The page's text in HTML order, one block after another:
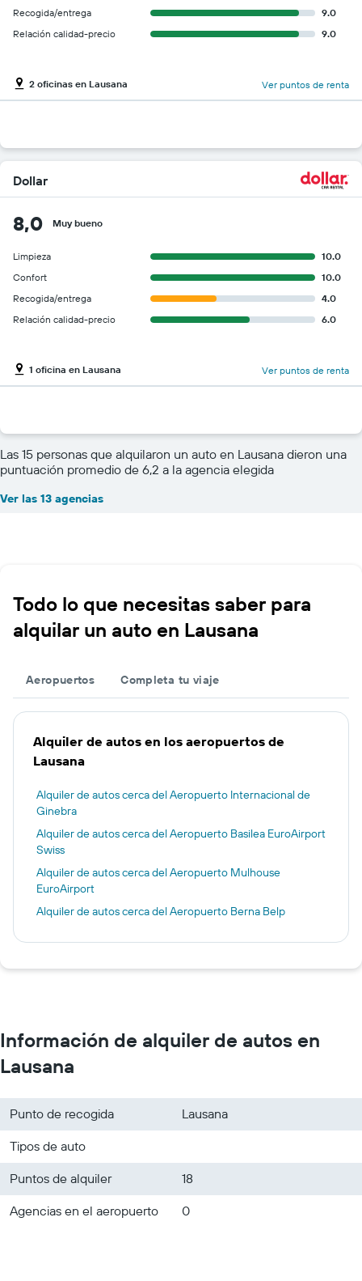
Recogida/entrega
9.0
Relación calidad-precio
9.0
2 oficinas en Lausana Ver puntos de renta
Dollar
8,0 Muy bueno
Limpieza
10.0
Confort
10.0
Recogida/entrega
4.0
Relación calidad-precio
6.0
1 oficina en Lausana Ver puntos de renta
Las 15 personas que alquilaron un auto en Lausana dieron una
puntuación promedio de 6,2 a la agencia elegida
Ver las 13 agencias
Todo lo que necesitas saber para
alquilar un auto en Lausana
Aeropuertos Completa tu viaje
Alquiler de autos en los aeropuertos de
Lausana
Alquiler de autos cerca del Aeropuerto Internacional de
Ginebra
Alquiler de autos cerca del Aeropuerto Basilea EuroAirport
Swiss
Alquiler de autos cerca del Aeropuerto Mulhouse
EuroAirport
Alquiler de autos cerca del Aeropuerto Berna Belp
Información de alquiler de autos en
Lausana
Punto de recogida
Lausana
Tipos de auto
Puntos de alquiler
18
Agencias en el aeropuerto
0